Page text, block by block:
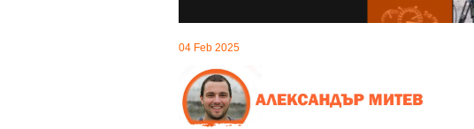
04 Feb 2025